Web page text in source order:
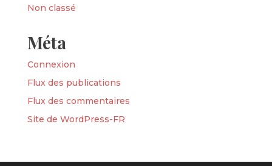
Non classé
Méta
Connexion
Flux des publications
Flux des commentaires
Site de WordPress-FR